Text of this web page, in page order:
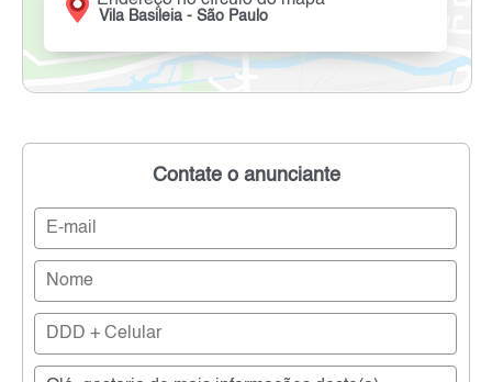
Vila Basileia - São Paulo
Contate o anunciante